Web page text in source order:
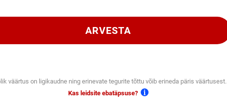
ARVESTA
väärtus on ligikaudne ning erinevate tegurite tõttu võib erineda päris väärtusest.
Kas leidsite ebatäpsuse?